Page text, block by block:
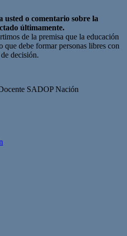
o comentario sobre la
últimamente.
de la premisa que la educación
que debe formar personas libres con
decisión.
SADOP Nación